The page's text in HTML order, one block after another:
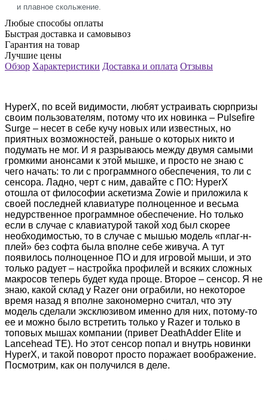
и плавное скольжение.
Любые способы оплаты
Быстрая доставка и самовывоз
Гарантия на товар
Лучшие цены
Обзор Характеристики Доставка и оплата Отзывы
HyperX, по всей видимости, любят устраивать сюрпризы
своим пользователям, потому что их новинка – Pulsefire
Surge – несет в себе кучу новых или известных, но
приятных возможностей, раньше о которых никто и
подумать не мог. И я разрываюсь между двумя самыми
громкими анонсами к этой мышке, и просто не знаю с
чего начать: то ли с программного обеспечения, то ли с
сенсора. Ладно, черт с ним, давайте с ПО: HyperX
отошла от философии аскетизма Zowie и приложила к
своей последней клавиатуре полноценное и весьма
недурственное программное обеспечение. Но только
если в случае с клавиатурой такой ход был скорее
необходимостью, то в случае с мышью модель «плаг-н-
плей» без софта была вполне себе живуча. А тут
появилось полноценное ПО и для игровой мыши, и это
только радует – настройка профилей и всяких сложных
макросов теперь будет куда проще. Второе – сенсор. Я не
знаю, какой склад у Razer они ограбили, но некоторое
время назад я вполне закономерно считал, что эту
модель сделали эксклюзивом именно для них, потому-то
ее и можно было встретить только у Razer и только в
топовых мышах компании (привет DeathAdder Elite и
Lancehead TE). Но этот сенсор попал и внутрь новинки
HyperX, и такой поворот просто поражает воображение.
Посмотрим, как он получился в деле.